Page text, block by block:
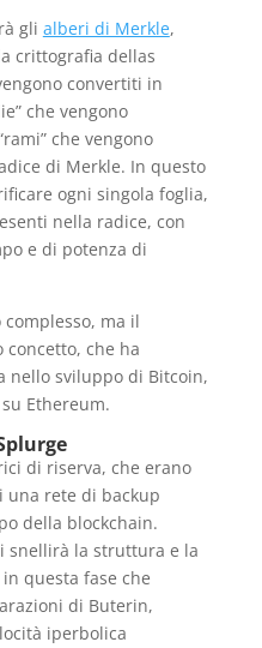
gli alberi di Merkle,
crittografia dellas
convertiti in
che vengono
che vengono
di Merkle. In questo
ogni singola foglia,
nella radice, con
e di potenza di
ma il
che ha
nello sviluppo di Bitcoin,
Ethereum.
di riserva, che erano
una rete di backup
della blockchain.
snellirà la struttura e la
questa fase che
di Buterin,
iperbolica